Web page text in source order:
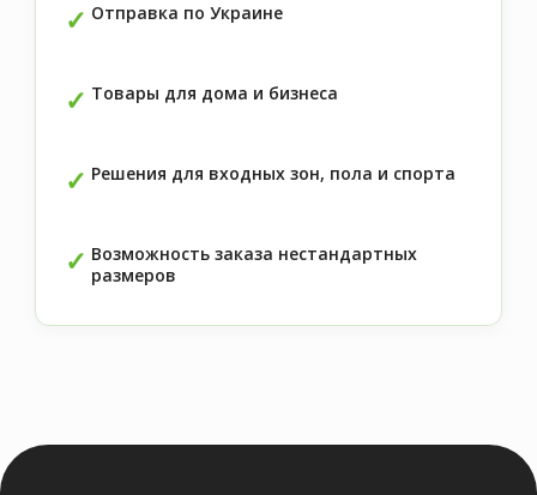
Отправка по Украине
Товары для дома и бизнеса
Решения для входных зон, пола и спорта
Возможность заказа нестандартных
размеров